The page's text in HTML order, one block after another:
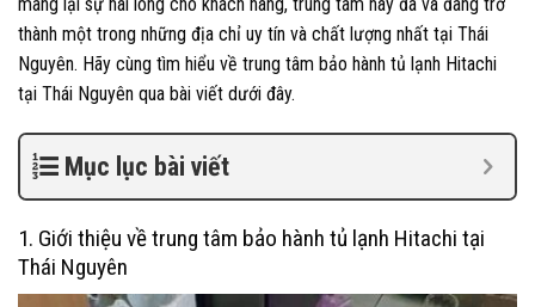
thành một trong những địa chỉ uy tín và chất lượng nhất tại Thái
Nguyên. Hãy cùng tìm hiểu về trung tâm bảo hành tủ lạnh Hitachi
tại Thái Nguyên qua bài viết dưới đây.
Mục lục bài viết
1. Giới thiệu về trung tâm bảo hành tủ lạnh Hitachi tại
Thái Nguyên